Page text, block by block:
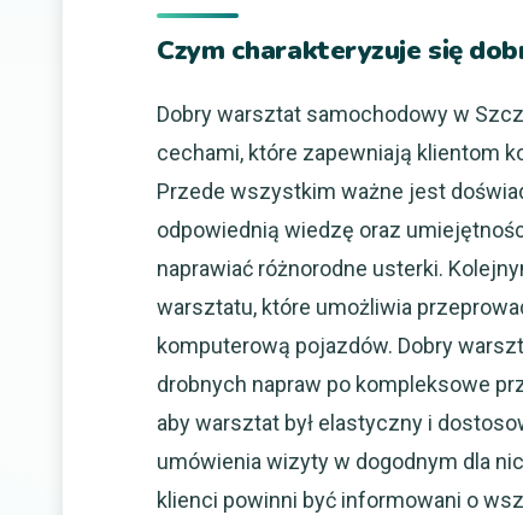
Czym charakteryzuje się
Dobry warsztat samochodowy w
cechami, które zapewniają klientom
Przede wszystkim ważne jest
odpowiednią wiedzę oraz
naprawiać różnorodne usterki.
warsztatu, które umożliwia
komputerową pojazdów. Dobry
drobnych napraw po kompleksowe
aby warsztat był elastyczny i
umówienia wizyty w dogodnym dla
klienci powinni być informowani o